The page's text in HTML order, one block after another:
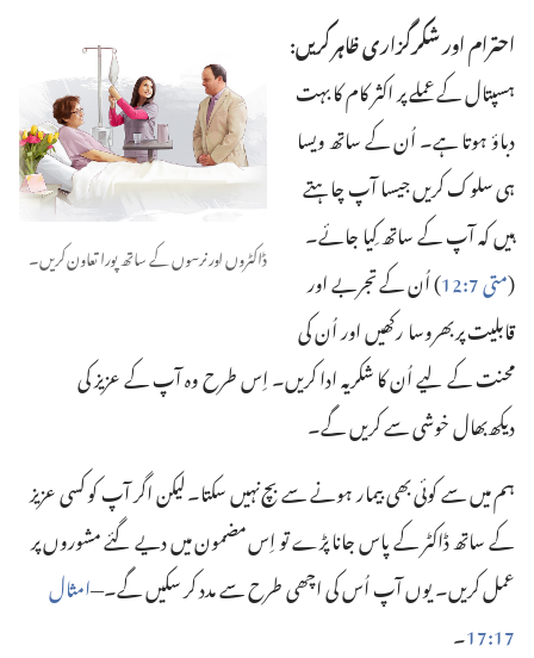
ڈاکٹروں اور نرسوں کے ساتھ پورا تعاون کریں۔‏
احترام اور شکرگزاری ظاہر کریں:‏
ہسپتال کے عملے پر اکثر کام کا بہت
دباؤ ہوتا ہے۔ اُن کے ساتھ ویسا
ہی سلوک کریں جیسا آپ چاہتے
ہیں کہ آپ کے ساتھ کِیا جائے۔
(‏متی 7:‏12
‏)‏ اُن کے تجربے اور
قابلیت پر بھروسا رکھیں اور اُن کی
محنت کے لیے اُن کا شکریہ ادا کریں۔ اِس طرح وہ آپ کے عزیز کی
دیکھ‌بھال خوشی سے کریں گے۔‏
ہم میں سے کوئی بھی بیمار ہونے سے بچ نہیں سکتا۔ لیکن اگر آپ کو کسی عزیز
کے ساتھ ڈاکٹر کے پاس جانا پڑے تو اِس مضمون میں دیے گئے مشوروں پر
عمل کریں۔ یوں آپ اُس کی اچھی طرح سے مدد کر سکیں گے۔—‏امثال
17:‏17
‏۔‏